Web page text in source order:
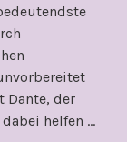
Dante, der
helfen …